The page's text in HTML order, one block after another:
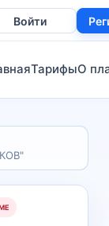
Войти
ТарифыО